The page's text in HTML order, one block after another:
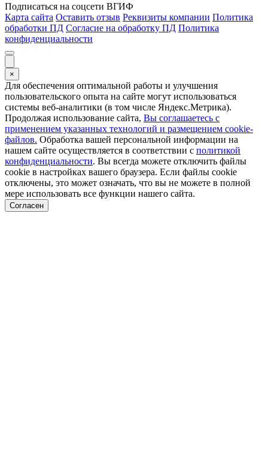
Подписаться на соцсети ВГИФ
Карта сайта Оставить отзыв Реквизиты компании Политика
обработки ПД Согласие на обработку ПД Политика
конфиденциальности
×
Для обеспечения оптимальной работы и улучшения
пользовательского опыта на сайте могут использоваться
системы веб-аналитики (в том числе Яндекс.Метрика).
Продолжая использование сайта, Вы соглашаетесь с
применением указанных технологий и размещением cookie-
файлов. Обработка вашей персональной информации на
нашем сайте осуществляется в соответствии с политикой
конфиденциальности. Вы всегда можете отключить файлы
cookie в настройках вашего браузера. Если файлы cookie
отключены, это может означать, что вы не можете в полной
мере использовать все функции нашего сайта.
Согласен